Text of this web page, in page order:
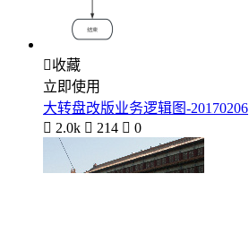
收藏
立即使用
大转盘改版业务逻辑图-20170206
 2.0k  214  0